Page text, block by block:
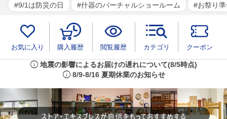
9/1は防災の日 什器のバーチャルショールーム お祭り
お気に入り 購入履歴 閲覧履歴 カテゴリ クーポン
info 地震の影響によるお届けの遅れについて(8/5時点)
info 8/9-8/16 夏期休業のお知らせ